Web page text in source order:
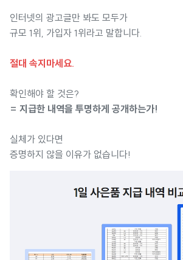
인터넷의 광고글만 봐도 모두가
규모 1위, 가입자 1위라고 말합니다.
절대 속지마세요.
확인해야 할 것은?
= 지급한 내역을 투명하게 공개하는가!
실체가 있다면
증명하지 않을 이유가 없습니다!